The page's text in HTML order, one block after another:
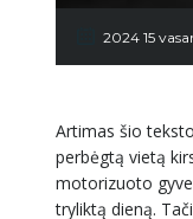
2024 15
Artimas šio
perbėgtą vietą
motorizuoto
tryliktą dieną.